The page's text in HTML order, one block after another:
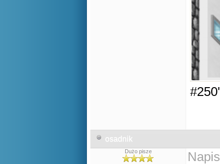
osadnik
Dużo pisze